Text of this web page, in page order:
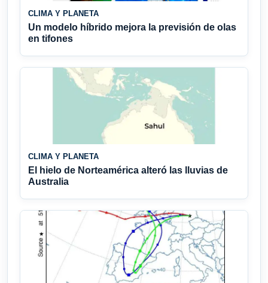
CLIMA Y PLANETA
Un modelo híbrido mejora la previsión de olas
en tifones
CLIMA Y PLANETA
El hielo de Norteamérica alteró las lluvias de
Australia